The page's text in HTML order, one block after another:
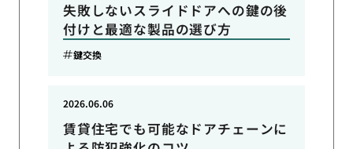
失敗しないスライドドアへの鍵の後
付けと最適な製品の選び方
鍵交換
賃貸住宅でも可能なドアチェーンに
2026.06.06